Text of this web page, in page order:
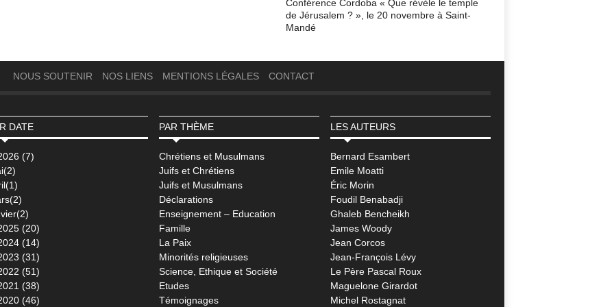
Conférence Cordoba « Que révèle le temple
de Jérusalem ? », le 20 novembre à Saint-
Mandé
NOUS SOUTENIR NOS LIENS MENTIONS LÉGALES CONTACT
DATE
(7)
(20)
(14)
(31)
(51)
(38)
(46)
PAR THÈME
Chrétiens et Musulmans
Juifs et Chrétiens
Juifs et Musulmans
Déclarations
Enseignement – Education
Famille
La Paix
Minorités religieuses
Science, Ethique et Société
Etudes
Témoignages
LES AUTEURS
Bernard Esambert
Emile Moatti
Éric Morin
Foudil Benabadji
Ghaleb Bencheikh
James Woody
Jean Corcos
Jean-François Lévy
Le Père Pascal Roux
Maguelone Girardot
Michel Rostagnat